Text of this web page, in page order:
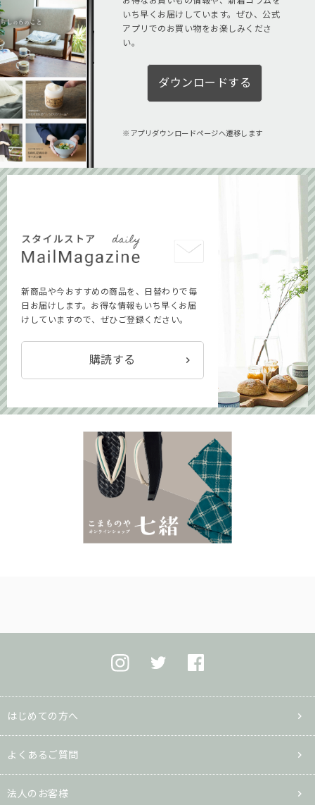
いち早くお届けしています。ぜひ、公式
アプリでのお買い物をお楽しみくださ
い。
ダウンロードする
アプリダウンロードページへ遷移します
新商品や今おすすめの商品を、日替わりで毎
日お届けします。お得な情報もいち早くお届
けしていますので、ぜひご登録ください。
購読する
はじめての方へ
よくあるご質問
法人のお客様